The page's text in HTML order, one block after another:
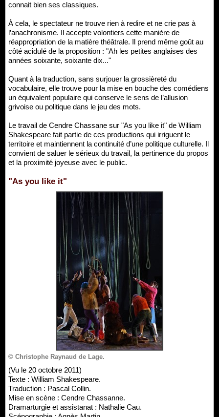
connait bien ses classiques.
À cela, le spectateur ne trouve rien à redire et ne crie pas à
l’anachronisme. Il accepte volontiers cette manière de
réappropriation de la matière théâtrale. Il prend même goût au
côté acidulé de la proposition : "Ah les petites anglaises des
années soixante, soixante dix..."
Quant à la traduction, sans surjouer la grossièreté du
vocabulaire, elle trouve pour la mise en bouche des comédiens
un équivalent populaire qui conserve le sens de l’allusion
grivoise ou politique dans le jeu des mots.
Le travail de Cendre Chassane sur "As you like it" de William
Shakespeare fait partie de ces productions qui irriguent le
territoire et maintiennent la continuité d’une politique culturelle. Il
convient de saluer le sérieux du travail, la pertinence du propos
et la proximité joyeuse avec le public.
"As you like it"
© Christophe Raynaud de Lage.
(Vu le 20 octobre 2011)
Texte : William Shakespeare.
Traduction : Pascal Collin.
Mise en scène : Cendre Chassanne.
Dramarturgie et assistanat : Nathalie Cau.